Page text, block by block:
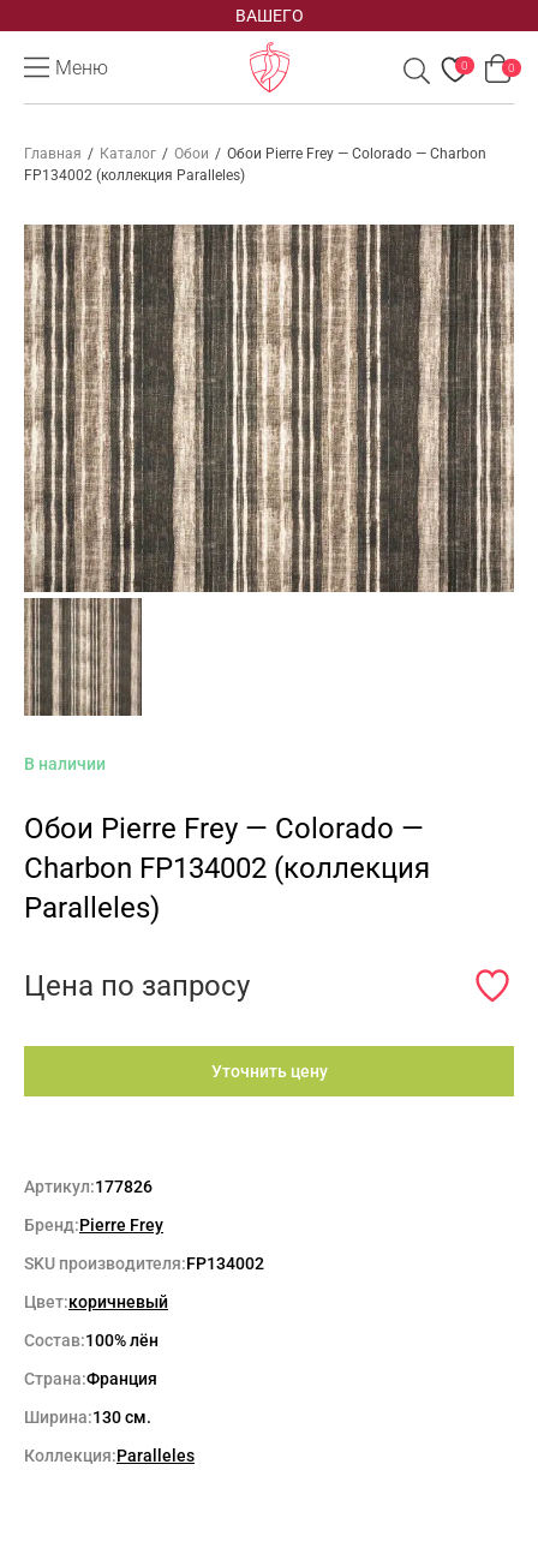
ВАШЕГО
Меню 0 0
Главная / Каталог / Обои / Обои Pierre Frey — Colorado — Charbon
FP134002 (коллекция Paralleles)
В наличии
Обои Pierre Frey — Colorado —
Charbon FP134002 (коллекция
Paralleles)
Цена по запросу
Уточнить цену
Артикул:177826
Бренд:Pierre Frey
SKU производителя:FP134002
Цвет:коричневый
Состав:100% лён
Страна:Франция
Ширина:130 см.
Коллекция:Paralleles